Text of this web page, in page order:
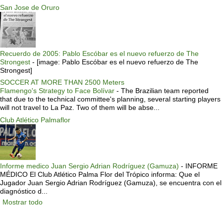
San Jose de Oruro
Recuerdo de 2005: Pablo Escóbar es el nuevo refuerzo de The
Strongest - [image: Pablo Escóbar es el nuevo refuerzo de The
Strongest]
SOCCER AT MORE THAN 2500 Meters
Flamengo's Strategy to Face Bolívar - The Brazilian team reported
that due to the technical committee's planning, several starting players
will not travel to La Paz. Two of them will be abse...
Club Atlético Palmaflor
Informe medico Juan Sergio Adrian Rodríguez (Gamuza) - INFORME
MÉDICO El Club Atlético Palma Flor del Trópico informa: Que el
Jugador Juan Sergio Adrian Rodríguez (Gamuza), se encuentra con el
diagnóstico d...
Mostrar todo